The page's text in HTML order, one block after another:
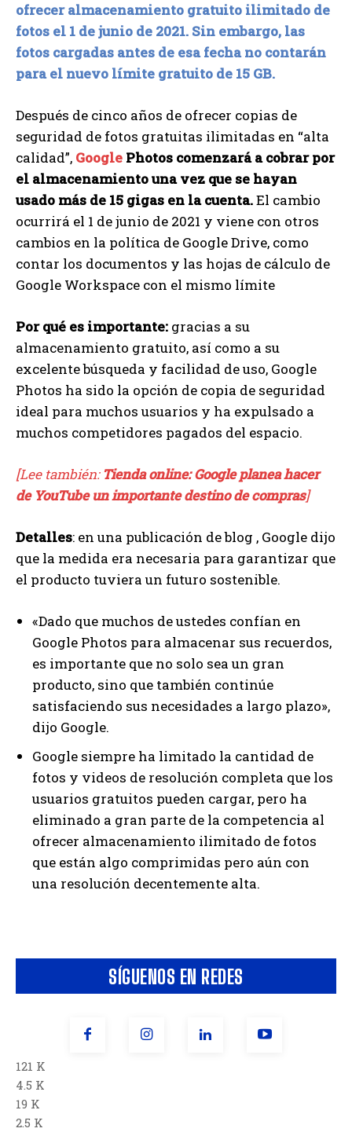
SÍGUENOS EN REDES
121 K
4.5 K
19 K
2.5 K
ofrecer almacenamiento gratuito ilimitado de
fotos el 1 de junio de 2021. Sin embargo, las
fotos cargadas antes de esa fecha no contarán
para el nuevo límite gratuito de 15 GB.
Después de cinco años de ofrecer copias de
seguridad de fotos gratuitas ilimitadas en “alta
calidad”, Google Photos comenzará a cobrar por
el almacenamiento una vez que se hayan
usado más de 15 gigas en la cuenta.El cambio
ocurrirá el 1 de junio de 2021 y viene con otros
cambios en la política de Google Drive, como
contar los documentos y las hojas de cálculo de
Google Workspace con el mismo límite
Por qué es importante: gracias a su
almacenamiento gratuito, así como a su
excelente búsqueda y facilidad de uso, Google
Photos ha sido la opción de copia de seguridad
ideal para muchos usuarios y ha expulsado a
muchos competidores pagados del espacio.
[Lee también:Tienda online: Google planea hacer
de YouTube un importante destino de compras]
Detalles: en una publicación de blog , Google dijo
que la medida era necesaria para garantizar que
el producto tuviera un futuro sostenible.
«Dado que muchos de ustedes confían en
Google Photos para almacenar sus recuerdos,
es importante que no solo sea un gran
producto, sino que también continúe
satisfaciendo sus necesidades a largo plazo»,
dijo Google.
Google siempre ha limitado la cantidad de
fotos y videos de resolución completa que los
usuarios gratuitos pueden cargar, pero ha
eliminado a gran parte de la competencia al
ofrecer almacenamiento ilimitado de fotos
que están algo comprimidas pero aún con
una resolución decentemente alta.